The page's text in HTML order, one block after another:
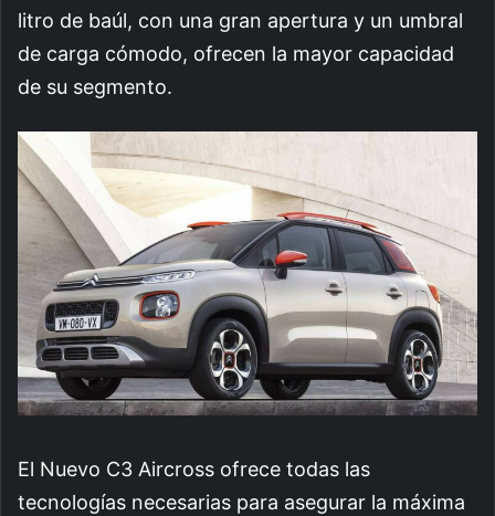
litro de baúl, con una gran apertura y un umbral
de carga cómodo, ofrecen la mayor capacidad
de su segmento.
El Nuevo C3 Aircross ofrece todas las
tecnologías necesarias para asegurar la máxima